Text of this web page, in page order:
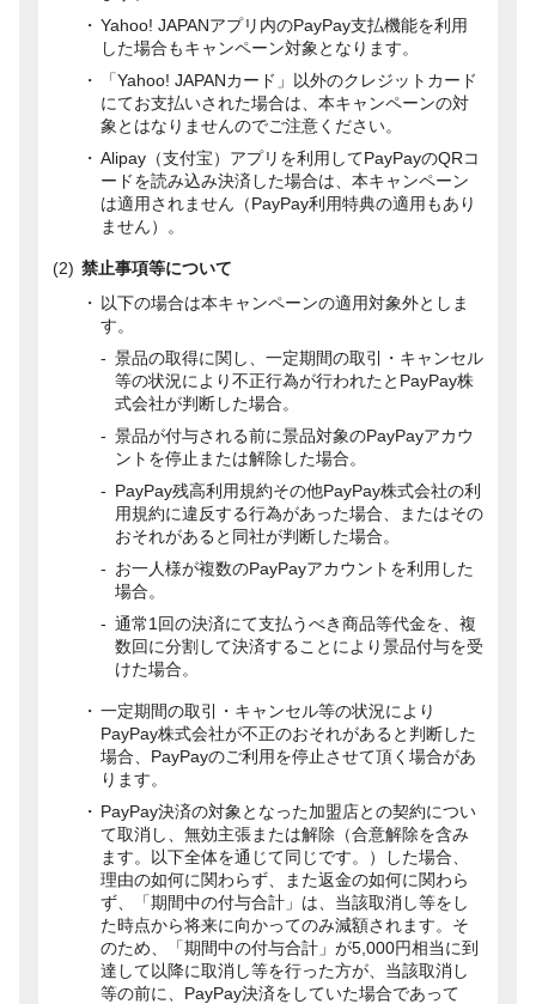
Yahoo! JAPANアプリ内のPayPay支払機能を利用
した場合もキャンペーン対象となります。
「Yahoo! JAPANカード」以外のクレジットカード
にてお支払いされた場合は、本キャンペーンの対
象とはなりませんのでご注意ください。
Alipay（支付宝）アプリを利用してPayPayのQRコ
ードを読み込み決済した場合は、本キャンペーン
は適用されません（PayPay利用特典の適用もあり
ません）。
禁止事項等について
以下の場合は本キャンペーンの適用対象外としま
す。
景品の取得に関し、一定期間の取引・キャンセル
等の状況により不正行為が行われたとPayPay株
式会社が判断した場合。
景品が付与される前に景品対象のPayPayアカウ
ントを停止または解除した場合。
PayPay残高利用規約その他PayPay株式会社の利
用規約に違反する行為があった場合、またはその
おそれがあると同社が判断した場合。
お一人様が複数のPayPayアカウントを利用した
場合。
通常1回の決済にて支払うべき商品等代金を、複
数回に分割して決済することにより景品付与を受
けた場合。
一定期間の取引・キャンセル等の状況により
PayPay株式会社が不正のおそれがあると判断した
場合、PayPayのご利用を停止させて頂く場合があ
ります。
PayPay決済の対象となった加盟店との契約につい
て取消し、無効主張または解除（合意解除を含み
ます。以下全体を通じて同じです。）した場合、
理由の如何に関わらず、また返金の如何に関わら
ず、「期間中の付与合計」は、当該取消し等をし
た時点から将来に向かってのみ減額されます。そ
のため、「期間中の付与合計」が5,000円相当に到
達して以降に取消し等を行った方が、当該取消し
等の前に、PayPay決済をしていた場合であって